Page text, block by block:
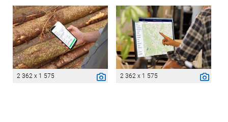
2 362 x 1 575 2 362 x 1 575